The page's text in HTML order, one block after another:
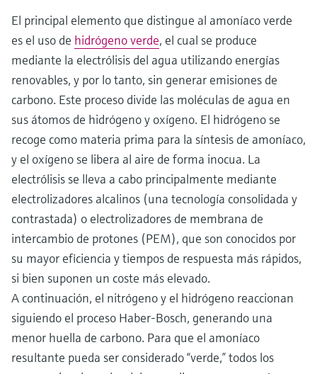
El principal elemento que distingue al amoníaco verde
es el uso de hidrógeno verde, el cual se produce
mediante la electrólisis del agua utilizando energías
renovables, y por lo tanto, sin generar emisiones de
carbono. Este proceso divide las moléculas de agua en
sus átomos de hidrógeno y oxígeno. El hidrógeno se
recoge como materia prima para la síntesis de amoníaco,
y el oxígeno se libera al aire de forma inocua. La
electrólisis se lleva a cabo principalmente mediante
electrolizadores alcalinos (una tecnología consolidada y
contrastada) o electrolizadores de membrana de
intercambio de protones (PEM), que son conocidos por
su mayor eficiencia y tiempos de respuesta más rápidos,
si bien suponen un coste más elevado.
A continuación, el nitrógeno y el hidrógeno reaccionan
siguiendo el proceso Haber-Bosch, generando una
menor huella de carbono. Para que el amoníaco
resultante pueda ser considerado “verde,” todos los